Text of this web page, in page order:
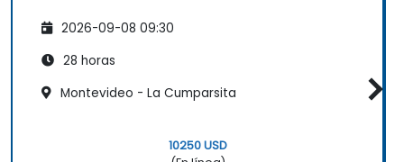
2026-09-08 09:30
28 horas
Montevideo - La Cumparsita
10250 USD